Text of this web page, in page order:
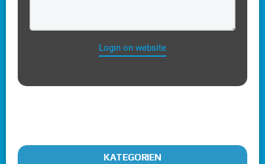
Login on website
KATEGORIEN